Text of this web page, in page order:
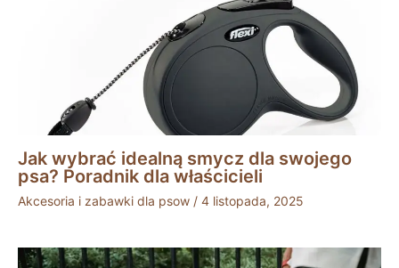
Jak wybrać idealną smycz dla swojego
psa? Poradnik dla właścicieli
Akcesoria i zabawki dla psow / 4 listopada, 2025